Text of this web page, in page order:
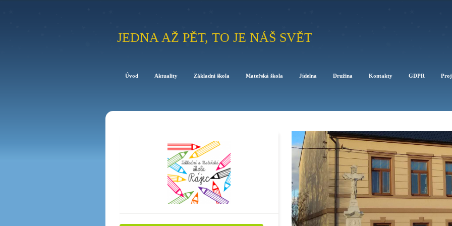
JEDNA AŽ PĚT, TO JE NÁŠ SVĚT
Úvod Aktuality Základní škola Mateřská škola Jídelna Družina Kontakty GDPR